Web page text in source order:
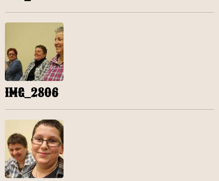
IMG_2806